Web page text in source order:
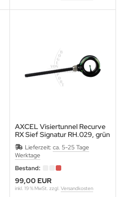
AXCEL Visiertunnel Recurve
RX Sief Signatur RH.029, grün
Gewinde 8/32"
Lieferzeit: ca. 5-25 Tage
Werktage
Bestand:
99,00 EUR
inkl. 19 % MwSt. zzgl. Versandkosten